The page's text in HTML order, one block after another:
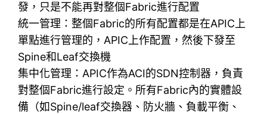
發，只是不能再對整個Fabric進行配置
統一管理：整個Fabric的所有配置都是在APIC上
單點進行管理的，APIC上作配置，然後下發至
Spine和Leaf交換機
集中化管理：APIC作為ACI的SDN控制器，負責
對整個Fabric進行設定。所有Fabric內的實體設
備（如Spine/leaf交換器、防火牆、負載平衡、